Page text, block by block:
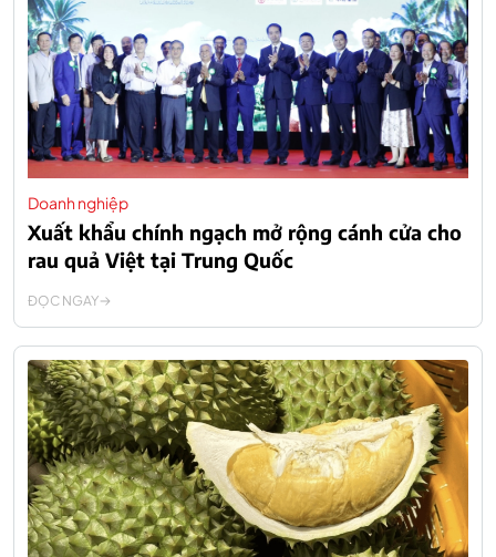
Doanh nghiệp
Xuất khẩu chính ngạch mở rộng cánh cửa cho
rau quả Việt tại Trung Quốc
ĐỌC NGAY